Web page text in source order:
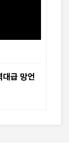
대급 망언